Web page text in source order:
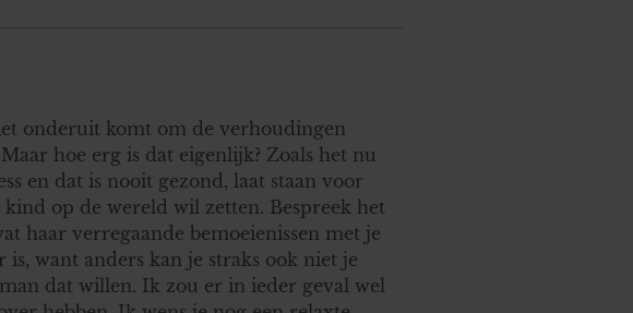
onderuit komt om de verhoudingen
hoe erg is dat eigenlijk? Zoals het nu
en dat is nooit gezond, laat staan voor
op de wereld wil zetten. Bespreek het
haar verregaande bemoeienissen met je
want anders kan je straks ook niet je
dat willen. Ik zou er in ieder geval wel